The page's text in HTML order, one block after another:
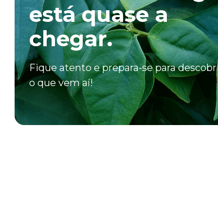
está quase a
chegar.
Fique atento e prepara-se para
o que vem aí!